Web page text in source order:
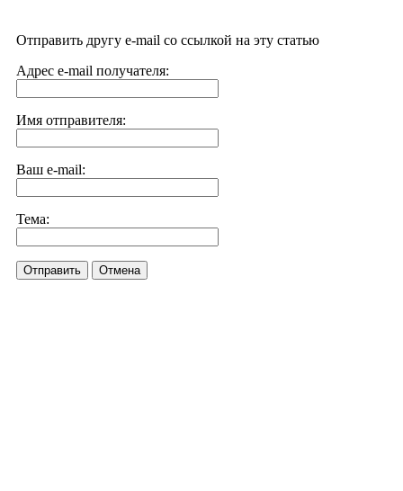
Отправить другу e-mail со ссылкой на эту статью
Адрес e-mail получателя:
Имя отправителя:
Ваш e-mail:
Тема:
Отправить Отмена